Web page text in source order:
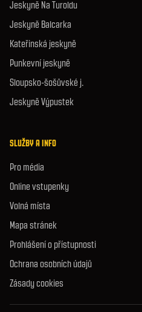
Jeskyně Na Turoldu
Jeskyně Balcarka
Kateřinská jeskyně
Punkevní jeskyně
Sloupsko-šošůvské j.
Jeskyně Výpustek
SLUŽBY A INFO
Pro média
Online vstupenky
Volná místa
Mapa stránek
Prohlášení o přístupnosti
Ochrana osobních údajů
Zásady cookies